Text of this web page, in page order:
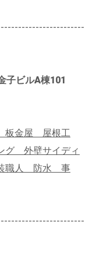
子ビルA棟101
金屋 屋根工
外壁サイディ
職人 防水 事